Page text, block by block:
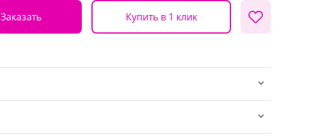
Заказать Купить в 1 клик